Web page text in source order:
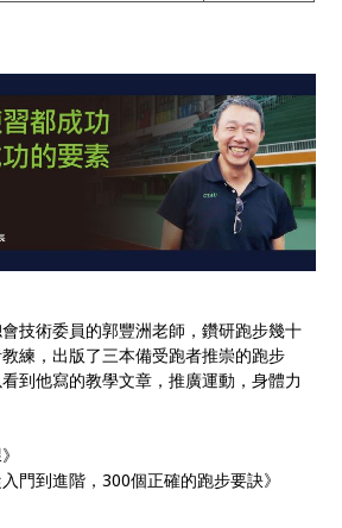
技術委員的郭豐洲老師，鑽研跑步幾十
練，出版了三本備受跑者推崇的跑步
到他寫的教學文章，推廣運動，身體力
門到進階，300個正確的跑步要訣》